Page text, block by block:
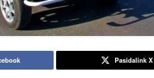
Pasidalink X